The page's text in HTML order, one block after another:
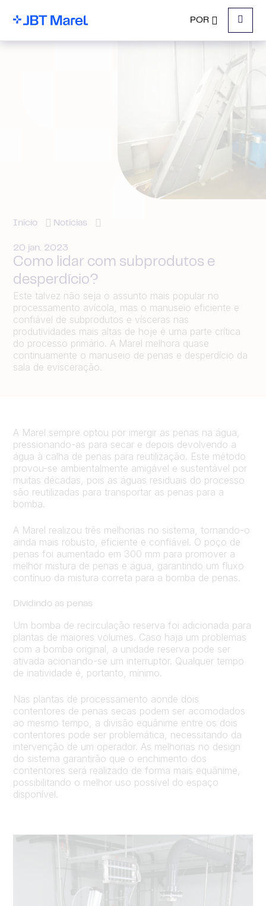
POR
Menu
Início Notícias
20 jan. 2023
Como lidar com subprodutos e
desperdício?
Este talvez não seja o assunto mais popular no
processamento avícola, mas o manuseio eficiente e
confiável de subprodutos e vísceras nas
produtividades mais altas de hoje é uma parte crítica
do processo primário. A Marel melhora quase
continuamente o manuseio de penas e desperdício da
sala de evisceração.
A Marel sempre optou por imergir as penas na água,
pressionando-as para secar e depois devolvendo a
água à calha de penas para reutilização. Este método
provou-se ambientalmente amigável e sustentável por
muitas décadas, pois as águas residuais do processo
são reutilizadas para transportar as penas para a
bomba.
A Marel realizou três melhorias no sistema, tornando-o
ainda mais robusto, eficiente e confiável. O poço de
penas foi aumentado em 300 mm para promover a
melhor mistura de penas e água, garantindo um fluxo
contínuo da mistura correta para a bomba de penas.
Dividindo as penas
Um bomba de recirculação reserva foi adicionada para
plantas de maiores volumes. Caso haja um problemas
com a bomba original, a unidade reserva pode ser
ativada acionando-se um interruptor. Qualquer tempo
de inatividade é, portanto, mínimo.
Nas plantas de processamento aonde dois
contentores de penas secas podem ser acomodados
ao mesmo tempo, a divisão equânime entre os dois
contentores pode ser problemática, necessitando da
intervenção de um operador. As melhorias no design
do sistema garantirão que o enchimento dos
contentores será realizado de forma mais equânime,
possibilitando o melhor uso possível do espaço
disponível.